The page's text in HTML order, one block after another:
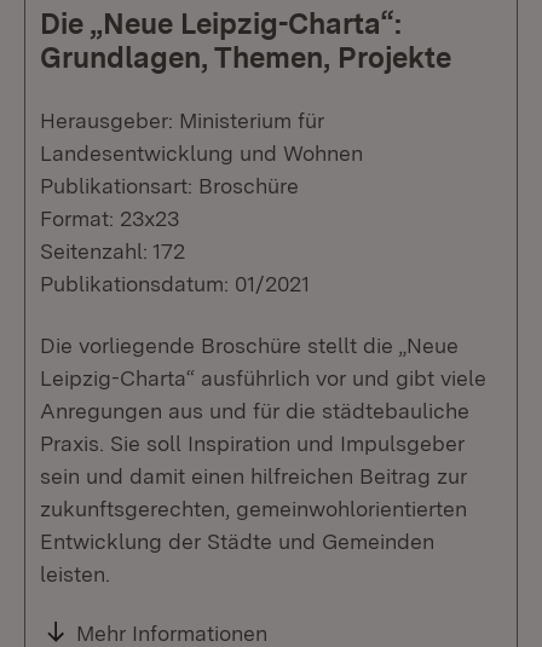
Die „Neue Leipzig-Charta“:
Grundlagen, Themen, Projekte
Herausgeber: Ministerium für
Landesentwicklung und Wohnen
Publikationsart: Broschüre
Format: 23x23
Seitenzahl: 172
Publikationsdatum: 01/2021
Die vorliegende Broschüre stellt die „Neue
Leipzig-Charta“ ausführlich vor und gibt viele
Anregungen aus und für die städtebauliche
Praxis. Sie soll Inspiration und Impulsgeber
sein und damit einen hilfreichen Beitrag zur
zukunftsgerechten, gemeinwohlorientierten
Entwicklung der Städte und Gemeinden
leisten.
Mehr Informationen